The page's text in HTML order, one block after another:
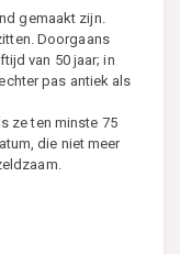
gemaakt zijn.
Doorgaans
van 50 jaar; in
pas antiek als
ze ten minste 75
die niet meer